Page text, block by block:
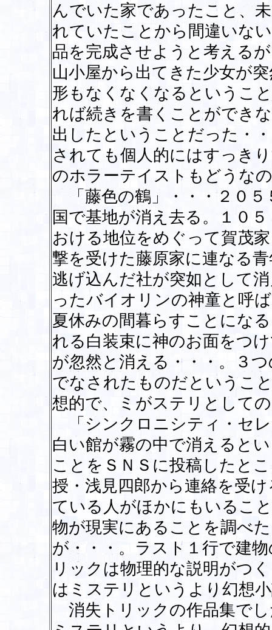
んでいた家であったこと、
れていたことから間違いな
品を完成させようと考える
山小屋から出てきた少女が
形もなくなくなるというこ
れば続きを書くことができ
出したということだった・
されても個人的にはすっき
のホラーテイストもどうな
「藤色の鶴」・・・２０５
国で基地が消え去る。１０
おける地位をめぐって賀茂
撃を受けた藤原家に連なる
逃げ込んだ社が突如として
ったバイオリンの神童と呼
夏休みの間暮らすことにな
れる白装束に神のお面をつ
が忽然と消える・・・。３
でなされたものだというこ
想的で、ミがステリとして
「シンクロニシティ・セ
白い館が霧の中で消えると
ことをＳＮＳに投稿したと
授・浅見四郎から連絡を受
ている人がほかにもいるこ
物が現実にあることを調べ
が・・・。ラスト１行で建
リックは物理的な説明がつ
はミステリというより幻想
消失トリックの作品集で